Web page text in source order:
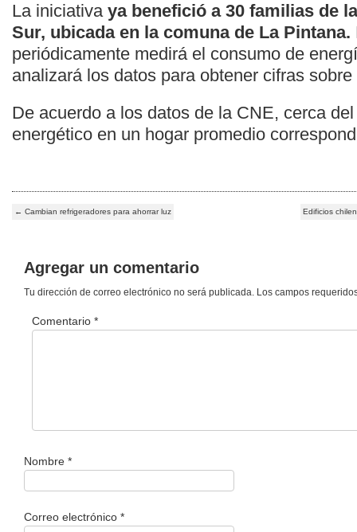
La iniciativa ya benefició a 30 familias de
Sur, ubicada en la comuna de La Pintana.
periódicamente medirá el consumo de
analizará los datos para obtener cifras
De acuerdo a los datos de la CNE, cerca
energético en un hogar promedio
← Cambian refrigeradores para ahorrar luz Edificios
Agregar un comentario
Tu dirección de correo electrónico no será publicada. Los campos
Comentario *
Nombre *
Correo electrónico *